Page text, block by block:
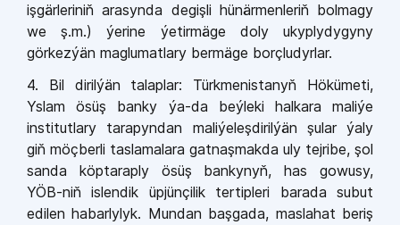
işgärleriniň arasynda degişli hünärmenleriň bolmagy
we ş.m.)
ýerine ýetirmäge doly ukyplydygyny
görkezýän maglumatlary bermäge borçludyrlar.
4. Bil dirilýän talaplar: Türkmenistanyň Hökümeti,
Yslam ösüş banky ýa-da beýleki
halkara maliýe
institutlary tarapyndan maliýeleşdirilýän şular ýaly
giň möçberli taslamalara gatnaşmakda uly tejribe, şol
sanda köptaraply ösüş bankynyň, has gowusy,
YÖB-niň islendik üpjünçilik tertipleri barada subut
edilen habarlylyk. Mundan başgada, maslahat beriş